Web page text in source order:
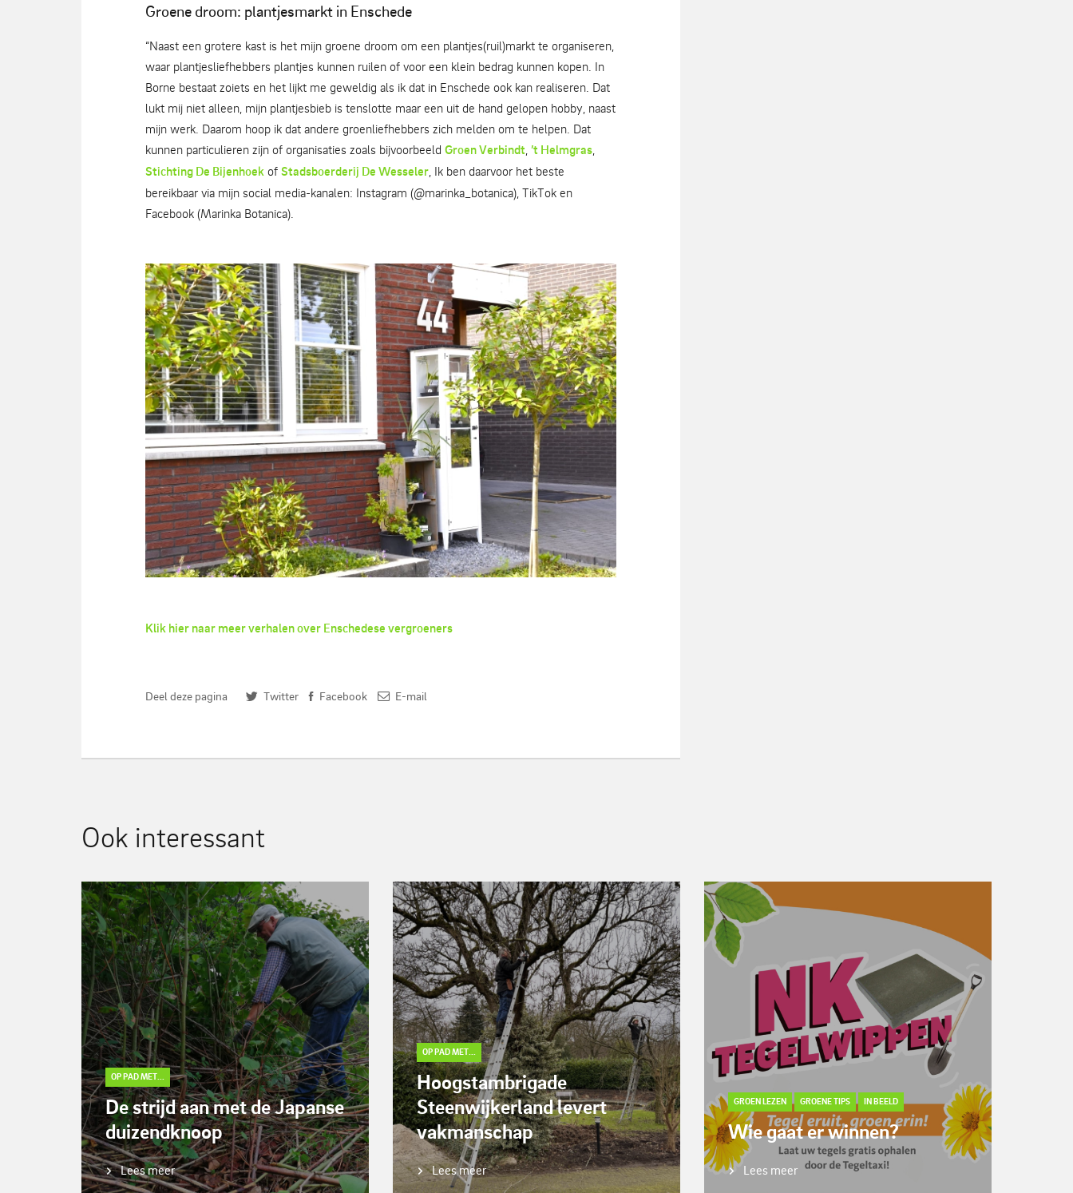
Groene droom: plantjesmarkt in Enschede
“Naast een grotere kast is het mijn groene droom om een plantjes(ruil)markt te organiseren,
waar plantjesliefhebbers plantjes kunnen ruilen of voor een klein bedrag kunnen kopen. In
Borne bestaat zoiets en het lijkt me geweldig als ik dat in Enschede ook kan realiseren. Dat
lukt mij niet alleen, mijn plantjesbieb is tenslotte maar een uit de hand gelopen hobby, naast
mijn werk. Daarom hoop ik dat andere groenliefhebbers zich melden om te helpen. Dat
kunnen particulieren zijn of organisaties zoals bijvoorbeeld Groen Verbindt, ’t Helmgras,
Stichting De Bijenhoek of Stadsboerderij De Wesseler, Ik ben daarvoor het beste
bereikbaar via mijn social media-kanalen: Instagram (@marinka_botanica), TikTok en
Facebook (Marinka Botanica).
Klik hier naar meer verhalen over Enschedese vergroeners
Deel deze pagina Twitter Facebook E-mail
Ook interessant
OP PAD MET...
De strijd aan met de Japanse
duizendknoop
Lees meer
OP PAD MET...
Hoogstambrigade
Steenwijkerland levert
vakmanschap
Lees meer
GROEN LEZEN GROENE TIPS IN BEELD
Wie gaat er winnen?
Lees meer